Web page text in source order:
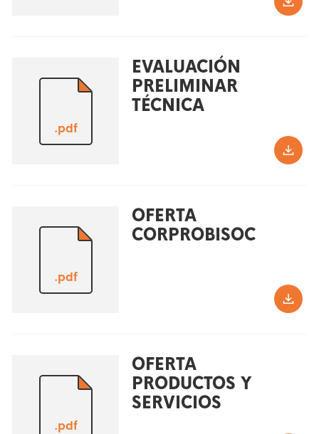
.pdf
EVALUACIÓN
PRELIMINAR
TÉCNICA
.pdf
OFERTA
CORPROBISOC
.pdf
OFERTA
PRODUCTOS Y
SERVICIOS